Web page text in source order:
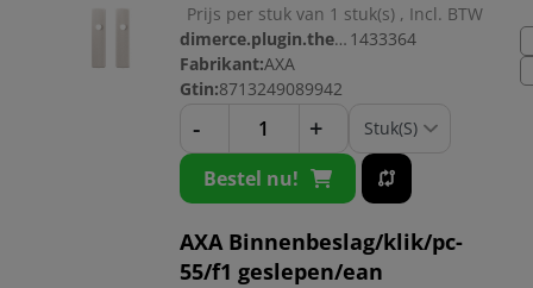
Prijs per stuk van 1 stuk(s) , Incl. BTW
dimerce.plugin.theme.productnr: 1433364
Fabrikant:AXA
Gtin:8713249089942
- +
Bestel nu!
AXA Binnenbeslag/klik/pc-
55/f1 geslepen/ean